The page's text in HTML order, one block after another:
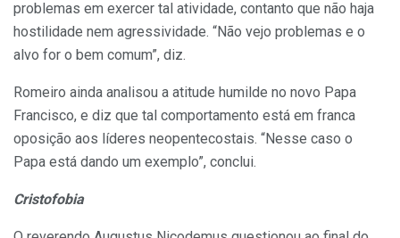
problemas em exercer tal atividade, contanto que não haja
hostilidade nem agressividade. “Não vejo problemas e o
alvo for o bem comum”, diz.
Romeiro ainda analisou a atitude humilde no novo Papa
Francisco, e diz que tal comportamento está em franca
oposição aos líderes neopentecostais. “Nesse caso o
Papa está dando um exemplo”, conclui.
Cristofobia